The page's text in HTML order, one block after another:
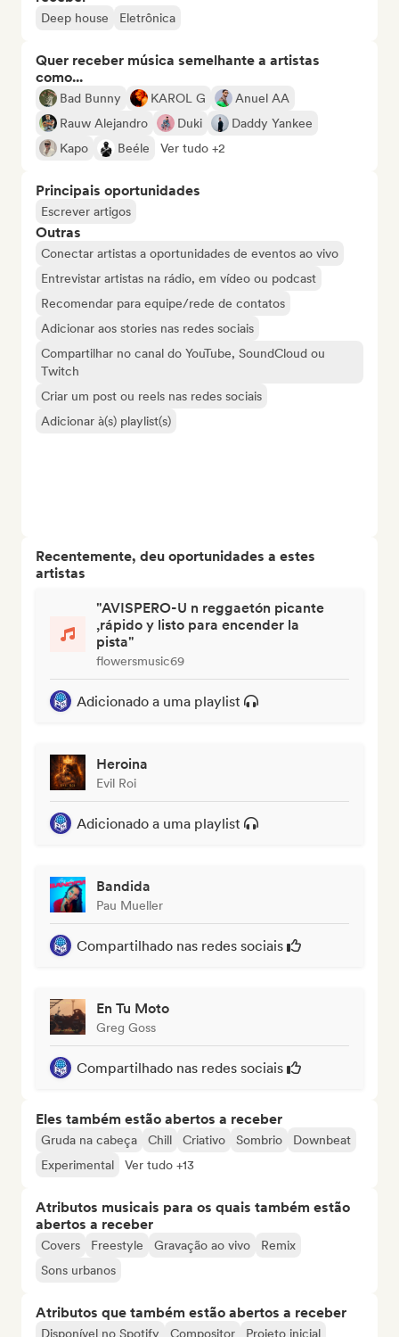
Deep house Eletrônica
Quer receber música semelhante a artistas
como...
Bad Bunny KAROL G
Anuel AA
Rauw Alejandro
Duki
Daddy Yankee
Kapo
Beéle Ver tudo +2
Principais oportunidades
Escrever artigos
Outras
Conectar artistas a oportunidades de eventos ao vivo
Entrevistar artistas na rádio, em vídeo ou podcast
Recomendar para equipe/rede de contatos
Adicionar aos stories nas redes sociais
Compartilhar no canal do YouTube, SoundCloud ou
Twitch
Criar um post ou reels nas redes sociais
Adicionar à(s) playlist(s)
Recentemente, deu oportunidades a estes
artistas
"AVISPERO-U n reggaetón picante
,rápido y listo para encender la
pista"
flowersmusic69
Adicionado a uma playlist
Heroina
Evil Roi
Adicionado a uma playlist
Bandida
Pau Mueller
Compartilhado nas redes sociais
En Tu Moto
Greg Goss
Compartilhado nas redes sociais
Eles também estão abertos a receber
Gruda na cabeça Chill Criativo Sombrio
Downbeat
Experimental
Ver tudo +13
Atributos musicais para os quais também estão
abertos a receber
Covers Freestyle Gravação ao vivo
Remix
Sons urbanos
Atributos que também estão abertos a receber
Disponível no Spotify Compositor Projeto inicial